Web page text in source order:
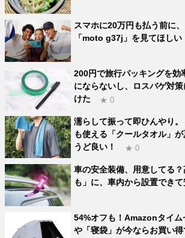
スマホに20万円も払う前に
「moto g37j」を見てほしい
200円で旅行パッキングを効
にならないし、ロスバゲ対
けた
★ 0
濡らして振って即ひんやり
も使える「クールタオル」
うど良い！
★ 0
車の安全装備、用意してる
も」に、車内から設置でき
54%オフも！Amazonタイム
や「寝袋」が今ならお買い得